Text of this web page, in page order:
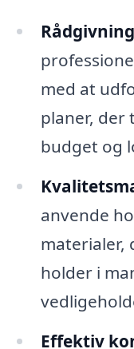
med at
planer, der
budget og
anvende
materialer,
holder i
Effektiv